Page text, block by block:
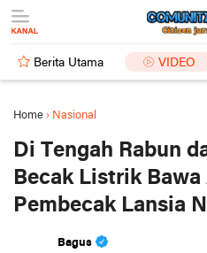
Berita Utama VIDEO
Home › Nasional
Di Tengah Rabun
Becak Listrik Bawa
Pembecak Lansia
Bagus